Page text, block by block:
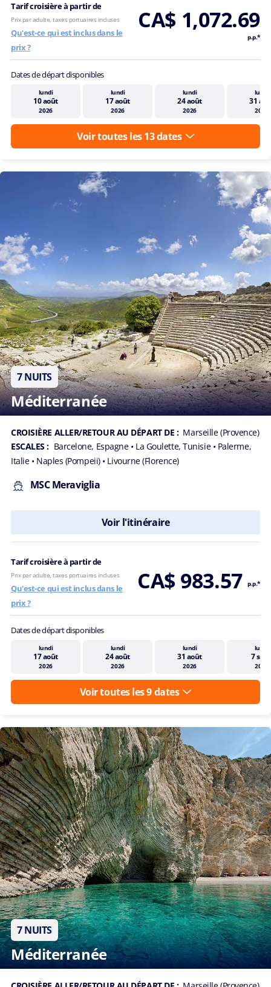
Tarif croisière à partir de CA$ 1,072.69
p.p.*
Prix par adulte, taxes portuaires incluses
Qu'est-ce qui est inclus dans le
prix ?
Dates de départ disponibles
lundi
10 août
2026
lundi
17 août
2026
lundi
24 août
2026
lundi
31
2026
Voir toutes les 13 dates
7 NUITS
Méditerranée
CROISIÈRE ALLER/RETOUR AU DÉPART DE : Marseille (Provence)
ESCALES : Barcelone, Espagne • La Goulette, Tunisie • Palerme,
Italie • Naples (Pompeii) • Livourne (Florence)
MSC Meraviglia
Voir l'itinéraire
Tarif croisière à partir de
CA$ 983.57 p.p.*
Prix par adulte, taxes portuaires incluses
Qu'est-ce qui est inclus dans le
prix ?
Dates de départ disponibles
lundi
17 août
2026
lundi
24 août
2026
lundi
31 août
2026
lundi
7
2026
Voir toutes les 9 dates
7 NUITS
Méditerranée